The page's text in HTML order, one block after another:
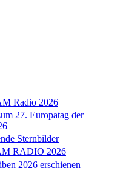
Radio 2026
27. Europatag der
Sternbilder
RADIO 2026
2026 erschienen